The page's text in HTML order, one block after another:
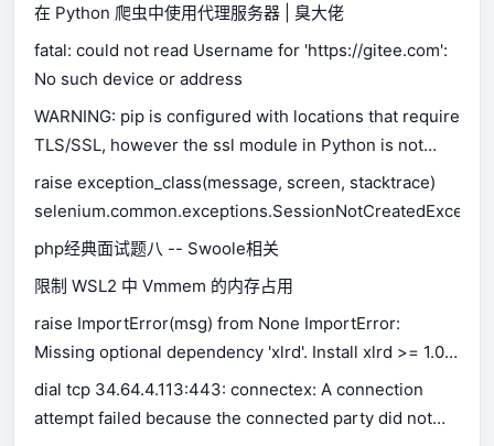
在 Python 爬虫中使用代理服务器 | 臭大佬
fatal: could not read Username for 'https://gitee.com':
No such device or address
WARNING: pip is configured with locations that require
TLS/SSL, however the ssl module in Python is not
available.
raise exception_class(message, screen, stacktrace)
php经典面试题八 -- Swoole相关
限制 WSL2 中 Vmmem 的内存占用
raise ImportError(msg) from None ImportError:
Missing optional dependency 'xlrd'. Install xlrd >= 1.0.0
for Excel support Use pip or conda to install xlrd.
dial tcp 34.64.4.113:443: connectex: A connection
attempt failed because the connected party did not